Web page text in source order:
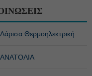
Θερμοηλεκτρική